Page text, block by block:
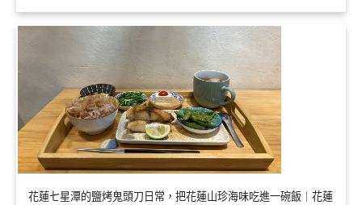
花蓮七星潭的鹽烤鬼頭刀日常，把花蓮山珍海味吃進一碗飯｜花蓮